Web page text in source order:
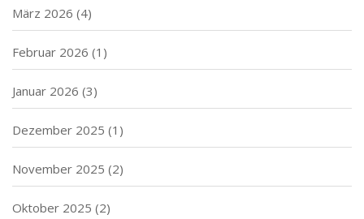
März 2026 (4)
Februar 2026 (1)
Januar 2026 (3)
Dezember 2025 (1)
November 2025 (2)
Oktober 2025 (2)